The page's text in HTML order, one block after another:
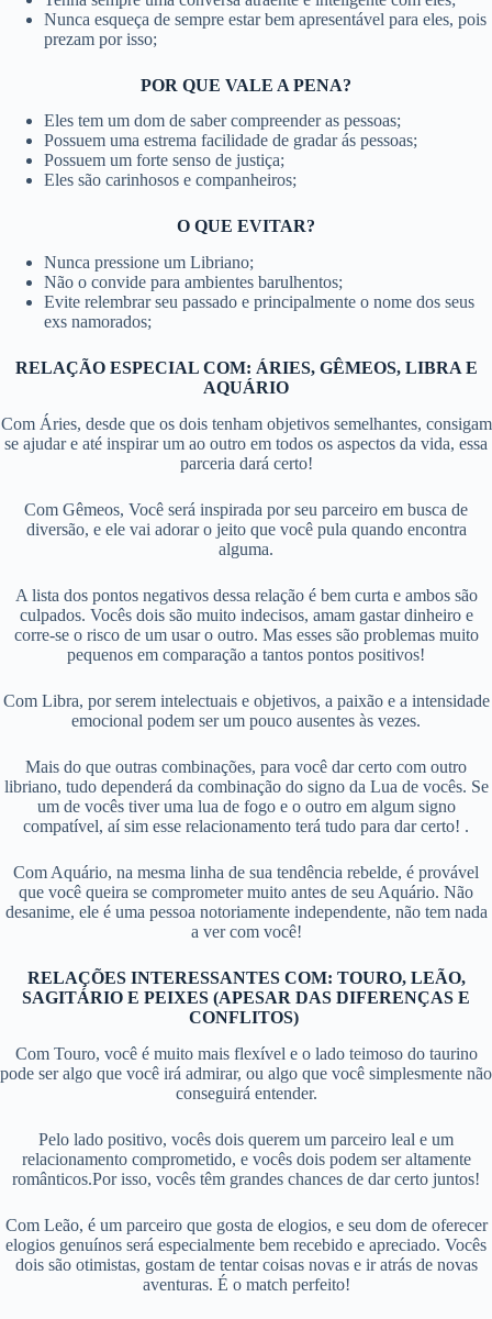
Nunca esqueça de sempre estar bem apresentável para eles, pois
prezam por isso;
POR QUE VALE A PENA?
Eles tem um dom de saber compreender as pessoas;
Possuem uma estrema facilidade de gradar ás pessoas;
Possuem um forte senso de justiça;
Eles são carinhosos e companheiros;
O QUE EVITAR?
Nunca pressione um Libriano;
Não o convide para ambientes barulhentos;
Evite relembrar seu passado e principalmente o nome dos seus
exs namorados;
RELAÇÃO ESPECIAL COM: ÁRIES, GÊMEOS, LIBRA E
AQUÁRIO
Com Áries, desde que os dois tenham objetivos semelhantes, consigam
se ajudar e até inspirar um ao outro em todos os aspectos da vida, essa
parceria dará certo!
Com Gêmeos, Você será inspirada por seu parceiro em busca de
diversão, e ele vai adorar o jeito que você pula quando encontra
alguma.
A lista dos pontos negativos dessa relação é bem curta e ambos são
culpados. Vocês dois são muito indecisos, amam gastar dinheiro e
corre-se o risco de um usar o outro. Mas esses são problemas muito
pequenos em comparação a tantos pontos positivos!
Com Libra, por serem intelectuais e objetivos, a paixão e a intensidade
emocional podem ser um pouco ausentes às vezes.
Mais do que outras combinações, para você dar certo com outro
libriano, tudo dependerá da combinação do signo da Lua de vocês. Se
um de vocês tiver uma lua de fogo e o outro em algum signo
compatível, aí sim esse relacionamento terá tudo para dar certo! .
Com Aquário, na mesma linha de sua tendência rebelde, é provável
que você queira se comprometer muito antes de seu Aquário. Não
desanime, ele é uma pessoa notoriamente independente, não tem nada
a ver com você!
RELAÇÕES INTERESSANTES COM: TOURO, LEÃO,
SAGITÁRIO E PEIXES (APESAR DAS DIFERENÇAS E
CONFLITOS)
Com Touro, você é muito mais flexível e o lado teimoso do taurino
pode ser algo que você irá admirar, ou algo que você simplesmente não
conseguirá entender.
Pelo lado positivo, vocês dois querem um parceiro leal e um
relacionamento comprometido, e vocês dois podem ser altamente
românticos.Por isso, vocês têm grandes chances de dar certo juntos!
Com Leão, é um parceiro que gosta de elogios, e seu dom de oferecer
elogios genuínos será especialmente bem recebido e apreciado. Vocês
dois são otimistas, gostam de tentar coisas novas e ir atrás de novas
aventuras. É o match perfeito!